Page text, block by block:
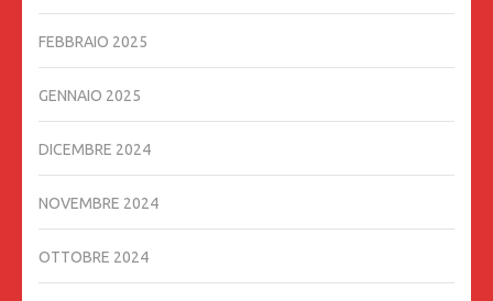
FEBBRAIO 2025
GENNAIO 2025
DICEMBRE 2024
NOVEMBRE 2024
OTTOBRE 2024